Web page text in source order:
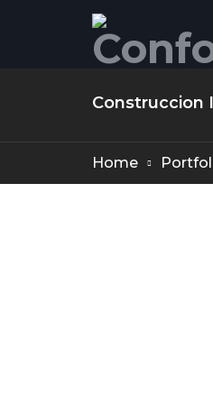
Construccion
Home